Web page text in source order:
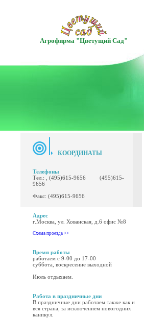
Агрофирма "Цветущий Сад"
КООРДИНАТЫ
Телефоны
Тел.: , (495)615-9656 (495)615-
9656
Факс: (495)615-9656
Адрес
г.Москва, ул. Хованская, д.6 офис №8
Схема проезда >>
Время работы
работаем с 9-00 до 17-00
суббота, воскресение выходной
Июль отдыхаем.
Работа в праздничные дни
В праздничные дни работаем также как и
вся страна, за исключением новогодних
каникул.